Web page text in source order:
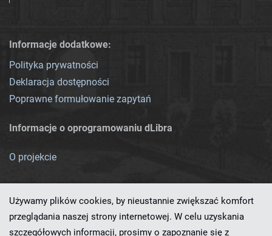
Informacje dodatkowe:
Polityka prywatności
Deklaracja dostępności
Poprawne formułowanie zapytań
Informacje o oprogramowaniu dLibra
O projekcie
Używamy plików cookies, by nieustannie zwiększać komfort
przeglądania naszej strony internetowej. W celu uzyskania
szczegółowych informacji, prosimy o zapoznanie się z